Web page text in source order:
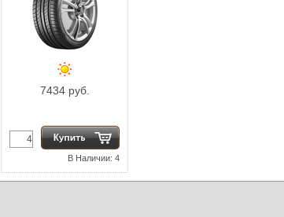
7434 руб.
В Наличии: 4